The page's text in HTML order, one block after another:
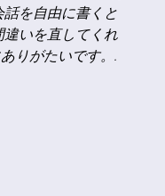
話を自由に書くと
いを直してくれ
りがたいです。.